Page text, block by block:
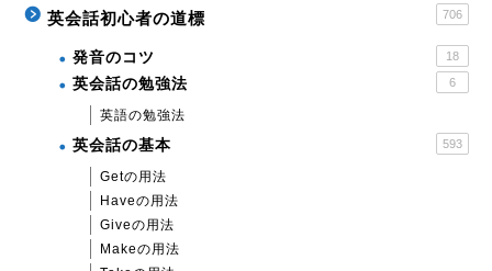
英会話初心者の道標 706
発音のコツ 18
英会話の勉強法 6
英語の勉強法
英会話の基本 593
Getの用法
Haveの用法
Giveの用法
Makeの用法